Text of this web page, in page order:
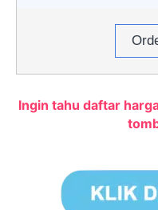
Ingin tahu daftar